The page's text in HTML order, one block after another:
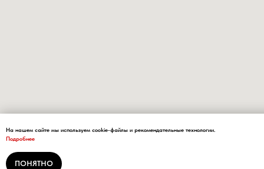
На нашем сайте мы используем cookie-файлы и рекомендательные технологии.
Подробнее
ПОНЯТНО